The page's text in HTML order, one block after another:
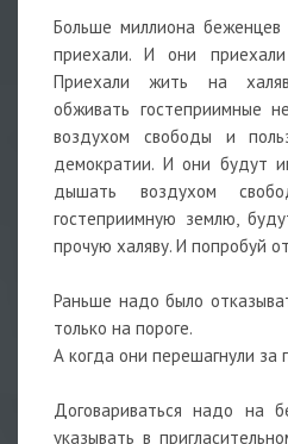
Больше миллиона
приехали. И они
Приехали жить на
обживать гостеприимные
воздухом свободы и
демократии. И они будут
дышать воздухом
гостеприимную землю,
прочую халяву. И попробуй
Раньше надо было
только на пороге.
А когда они перешагнули за
Договариваться надо на
указывать в